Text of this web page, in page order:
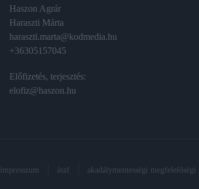
Haszon Agrár
Haraszti Márta
haraszti.marta@kodmedia.hu
+36305157045
Előfizetés, terjesztés:
elofiz@haszon.hu
impresszum ászf akadálymentességi